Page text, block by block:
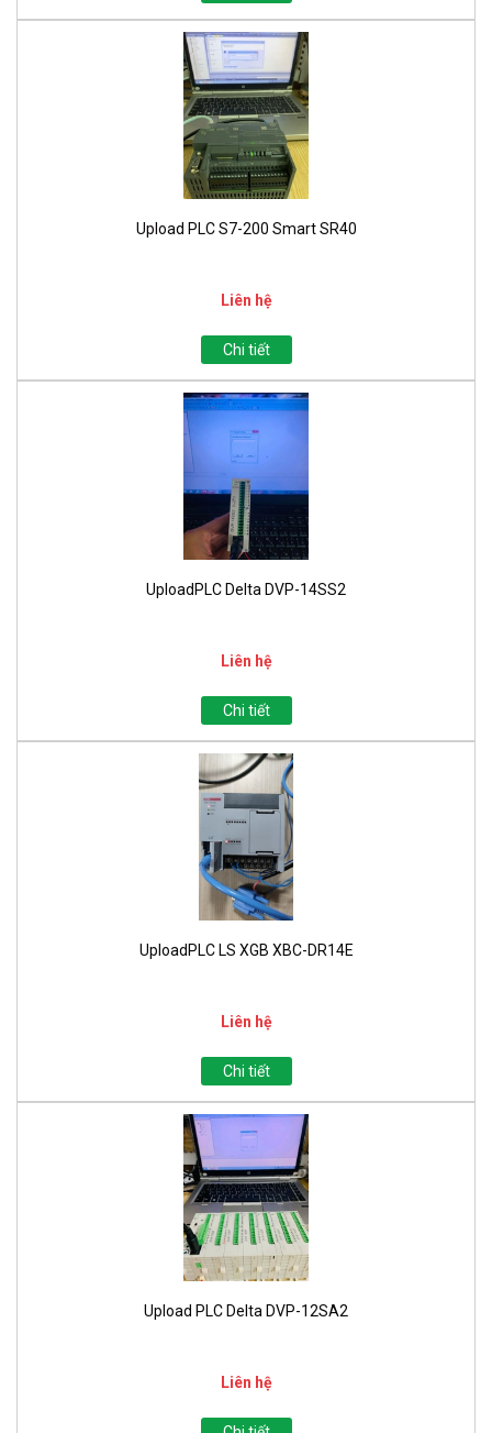
Upload PLC S7-200 Smart SR40
Liên hệ
Chi tiết
UploadPLC Delta DVP-14SS2
Liên hệ
Chi tiết
UploadPLC LS XGB XBC-DR14E
Liên hệ
Chi tiết
Upload PLC Delta DVP-12SA2
Liên hệ